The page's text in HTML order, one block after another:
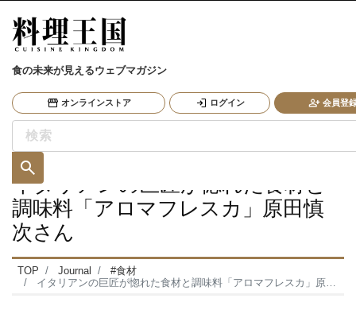
食の未来が見えるウェブマガジン
オンラインストア ログイン 会員登
イタリアンの巨匠が惚れた食材と
調味料「アロマフレスカ」原田慎
次さん
TOP Journal
#食材
イタリアンの巨匠が惚れた食材と調味料「アロマフレスカ」原田慎次さん